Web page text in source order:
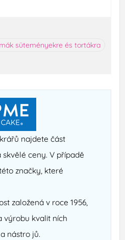
süteményekre és tortákra
najdete část
skvělé ceny. V případě
značky, které
založená v roce 1956,
výrobu kvalit ních
nástro jů.